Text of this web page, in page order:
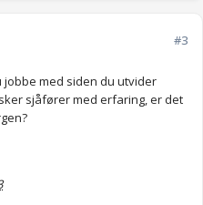
#3
jobbe med siden du utvider
sjåfører med erfaring, er det